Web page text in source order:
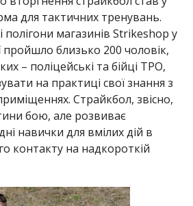
для тактичних тренувань.
полігони магазинів Strikeshop у
близько 200 чоловік,
– поліцейські та бійці ТРО,
на практиці свої знання з
Страйкбол, звісно,
бою, але розвиває
навички для вмілих дій в
контакту на надкороткій